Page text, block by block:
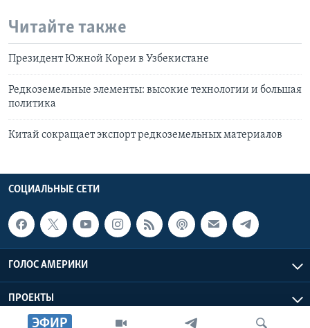
ЭФИР
Читайте также
Президент Южной Кореи в Узбекистане
Редкоземельные элементы: высокие технологии и большая
политика
Китай сокращает экспорт редкоземельных материалов
СОЦИАЛЬНЫЕ СЕТИ
ГОЛОС АМЕРИКИ
ПРОЕКТЫ